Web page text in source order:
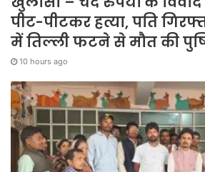
पीट-पीटकर हत्या, पति
में तिल्ली फटने से मौत की
10 hours ago